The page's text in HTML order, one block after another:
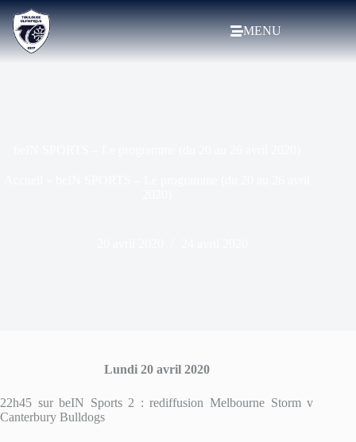
MENU
Lundi 20 avril 2020
22h45 sur beIN Sports 2 : rediffusion Melbourne Storm v
Canterbury Bulldogs